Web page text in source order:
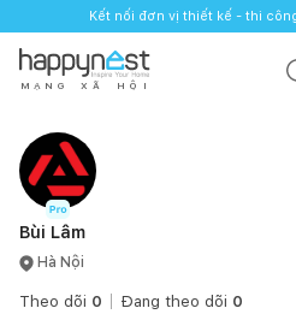
Kết nối đơn vị thiết kế - thi
M Ạ N G X Ã H Ộ I
Bùi Lâm
Hà Nội
Theo dõi 0 Đang theo dõi 0